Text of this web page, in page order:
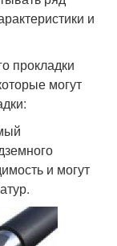
и
прокладки
могут
и могут